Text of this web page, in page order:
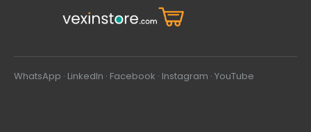
WhatsApp · LinkedIn · Facebook · Instagram · YouTube